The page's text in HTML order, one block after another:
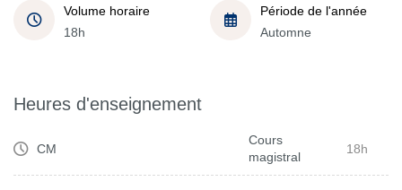
Volume horaire
18h
Période de l'année
Automne
Heures d'enseignement
CM
Cours
magistral
18h